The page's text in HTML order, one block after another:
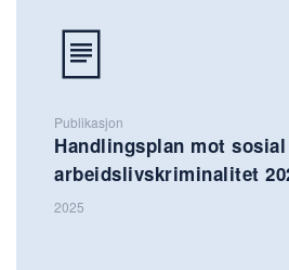
Publikasjon
Handlingsplan mot
arbeidslivskriminalitet
2025